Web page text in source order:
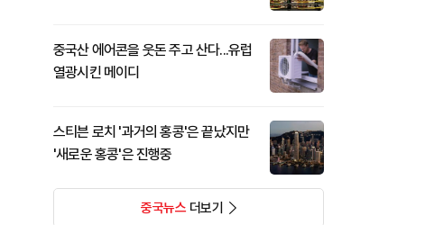
중국산 에어콘을 웃돈 주고 산다...유럽
열광시킨 메이디
스티븐 로치 '과거의 홍콩'은 끝났지만
'새로운 홍콩'은 진행중
중국뉴스더보기